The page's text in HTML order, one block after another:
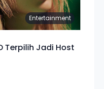
Entertainment
Terpilih Jadi Host